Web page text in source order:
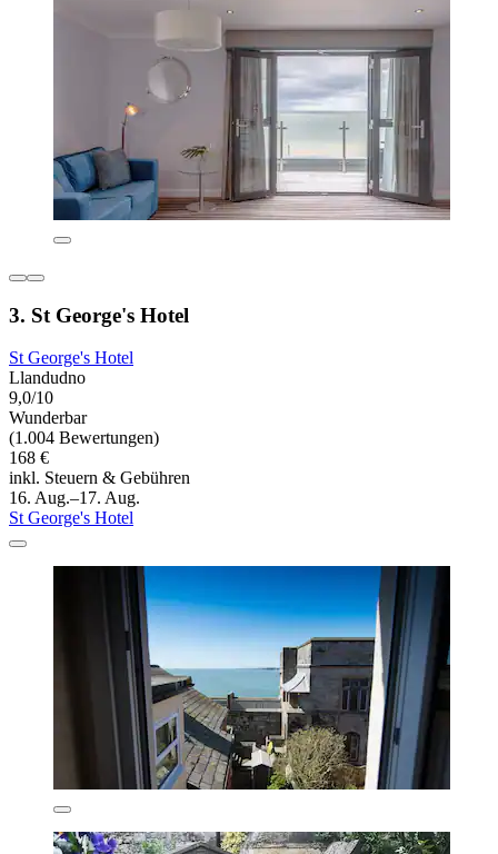
3. St George's Hotel
St George's Hotel
Llandudno
9,0/10
Wunderbar
(1.004 Bewertungen)
168 €
inkl. Steuern & Gebühren
16. Aug.–17. Aug.
St George's Hotel